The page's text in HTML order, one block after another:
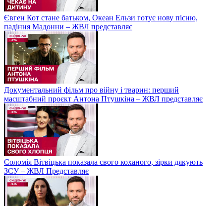
Євген Кот стане батьком, Океан Ельзи готує нову пісню,
падіння Мадонни – ЖВЛ представляє
Документальний фільм про війну і тварин: перший
масштабний проєкт Антона Птушкіна – ЖВЛ представляє
Соломія Вітвіцька показала свого коханого, зірки дякують
ЗСУ – ЖВЛ Представляє